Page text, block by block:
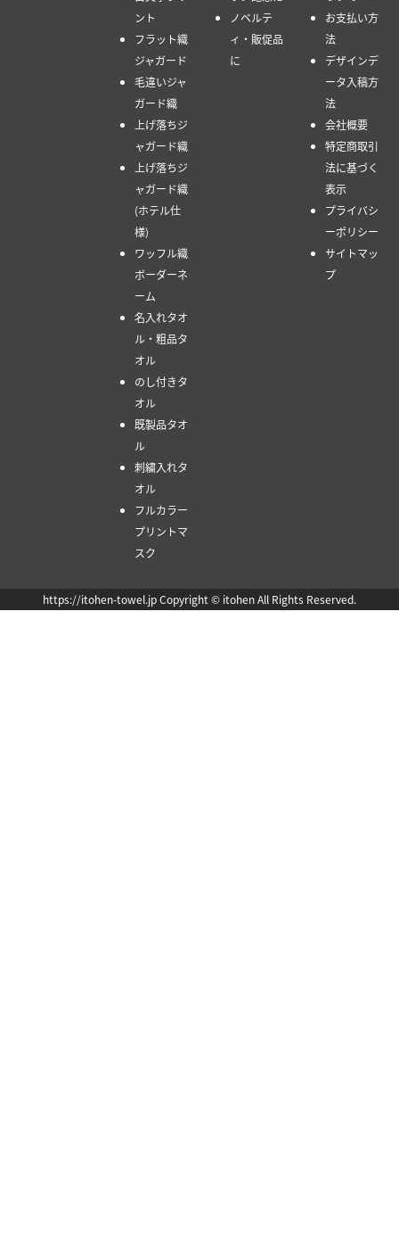
ント
フラット織
ジャガード
毛違いジャ
ガード織
上げ落ちジ
ャガード織
上げ落ちジ
ャガード織
(ホテル仕
様)
ワッフル織
ボーダーネ
ーム
名入れタオ
ル・粗品タ
オル
のし付きタ
オル
既製品タオ
ル
刺繍入れタ
オル
フルカラー
プリントマ
スク
ノベルテ
ィ・販促品
に
お支払い方
法
デザインデ
ータ入稿方
法
会社概要
特定商取引
法に基づく
表示
プライバシ
ーポリシー
サイトマッ
プ
https://itohen-towel.jp Copyright © itohen All Rights Reserved.